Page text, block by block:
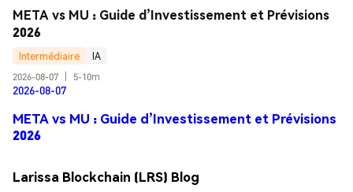
META vs MU : Guide d’Investissement et Prévisions
2026
Intermédiaire
IA
2026-08-07
5-10m
2026-08-07
META vs MU : Guide d’Investissement et Prévisions
2026
Larissa Blockchain (LRS) Blog